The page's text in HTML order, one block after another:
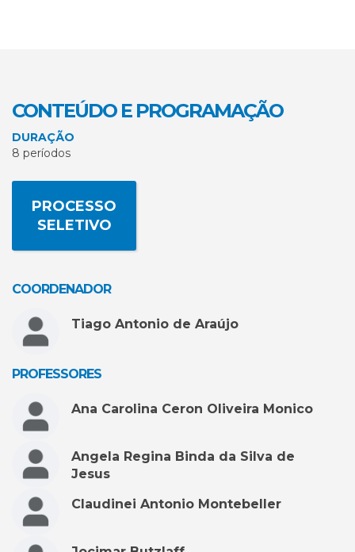
CONTEÚDO E PROGRAMAÇÃO
DURAÇÃO
8 períodos
PROCESSO
SELETIVO
COORDENADOR
Tiago Antonio de Araújo
PROFESSORES
Ana Carolina Ceron Oliveira Monico
Angela Regina Binda da Silva de
Jesus
Claudinei Antonio Montebeller